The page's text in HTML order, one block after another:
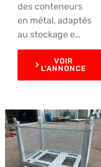
des conteneurs
en métal, adaptés
au stockage e…
VOIR
L'ANNONCE